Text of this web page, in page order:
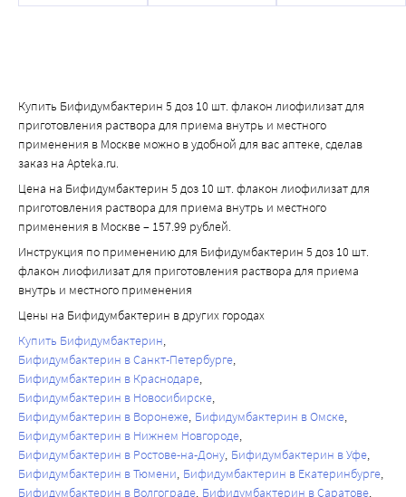
Купить Бифидумбактерин 5 доз 10 шт. флакон лиофилизат для
приготовления раствора для приема внутрь и местного
применения в Москве можно в удобной для вас аптеке, сделав
заказ на Apteka.ru.
Цена на Бифидумбактерин 5 доз 10 шт. флакон лиофилизат для
приготовления раствора для приема внутрь и местного
применения в Москве – 157.99 рублей.
Инструкция по применению для Бифидумбактерин 5 доз 10 шт.
флакон лиофилизат для приготовления раствора для приема
внутрь и местного применения
Цены на Бифидумбактерин в других городах
Купить Бифидумбактерин
Бифидумбактерин в Санкт-Петербурге
Бифидумбактерин в Краснодаре
Бифидумбактерин в Новосибирске
Бифидумбактерин в Воронеже Бифидумбактерин в Омске
Бифидумбактерин в Нижнем Новгороде
Бифидумбактерин в Ростове-на-Дону Бифидумбактерин в Уфе
Бифидумбактерин в Тюмени Бифидумбактерин в Екатеринбурге
Бифидумбактерин в Волгограде Бифидумбактерин в Саратове